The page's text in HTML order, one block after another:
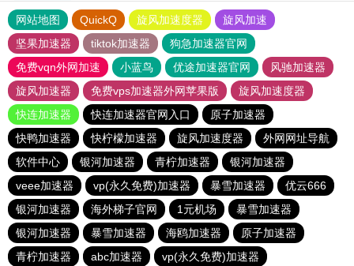
网站地图 QuickQ 旋风加速度器
旋风加速
坚果加速器
tiktok加速器
狗急加速器官网
免费vqn外网加速
小蓝鸟 优途加速器官网
风驰加速器
旋风加速器
免费vps加速器外网苹果版
旋风加速度器
快连加速器
快连加速器官网入口
原子加速器
快鸭加速器
快柠檬加速器 旋风加速度器
外网网址导航
软件中心
银河加速器 青柠加速器
银河加速器
veee加速器
vp(永久免费)加速器 暴雪加速器
优云666
银河加速器
海外梯子官网 1元机场
暴雪加速器
银河加速器
暴雪加速器 海鸥加速器
原子加速器
青柠加速器
abc加速器 vp(永久免费)加速器